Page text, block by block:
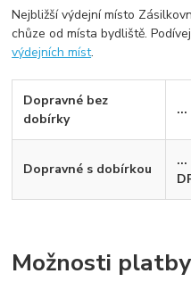
Nejbližší výdejní místo
chůze od místa bydliště.
výdejních míst.
Dopravné bez
dobírky
...
Dopravné s dobírkou
...
Možnosti platby